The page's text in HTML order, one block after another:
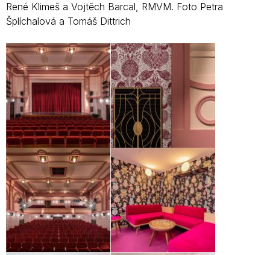
René Klimeš a Vojtěch Barcal, RMVM. Foto Petra
Šplíchalová a Tomáš Dittrich